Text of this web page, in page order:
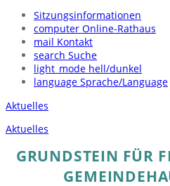
Sitzungsinformationen
computer Online-Rathaus
mail Kontakt
search Suche
light_mode hell/dunkel
language Sprache/Language
Aktuelles
Aktuelles
GRUNDSTEIN FÜR